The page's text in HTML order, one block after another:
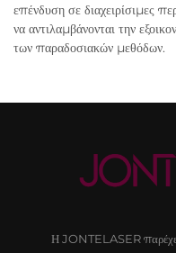
επένδυση σε διαχειρίσιμες
να αντιλαμβάνονται την
των παραδοσιακών μεθόδων.
Η JONTELASER παρέχει